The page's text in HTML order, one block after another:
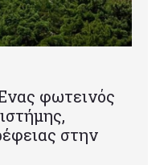
φωτεινός
στην